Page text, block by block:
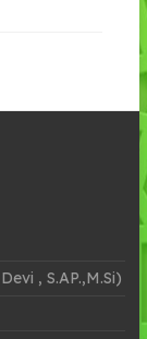
, S.AP.,M.Si)